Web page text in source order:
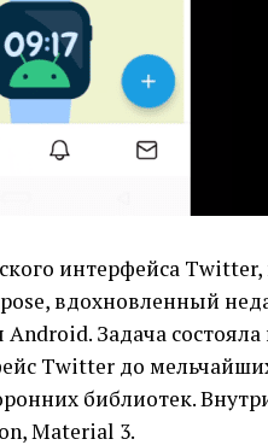
интерфейса
вдохновленный
Задача
Twitter до
библиотек.
Material 3.